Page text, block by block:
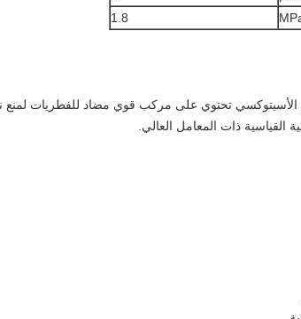
1.8
تحتوي على مركب قوي مضاد للفطريات لمنع
القياسية ذات المعامل العالي.